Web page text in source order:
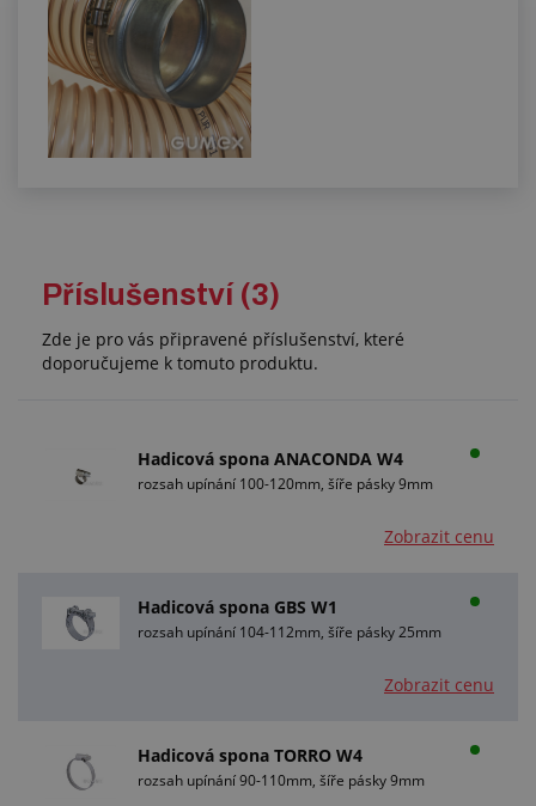
Příslušenství (3)
Zde je pro vás připravené příslušenství, které
doporučujeme k tomuto produktu.
Hadicová spona ANACONDA W4
rozsah upínání 100-120mm, šíře pásky 9mm
Zobrazit cenu
Hadicová spona GBS W1
rozsah upínání 104-112mm, šíře pásky 25mm
Zobrazit cenu
Hadicová spona TORRO W4
rozsah upínání 90-110mm, šíře pásky 9mm